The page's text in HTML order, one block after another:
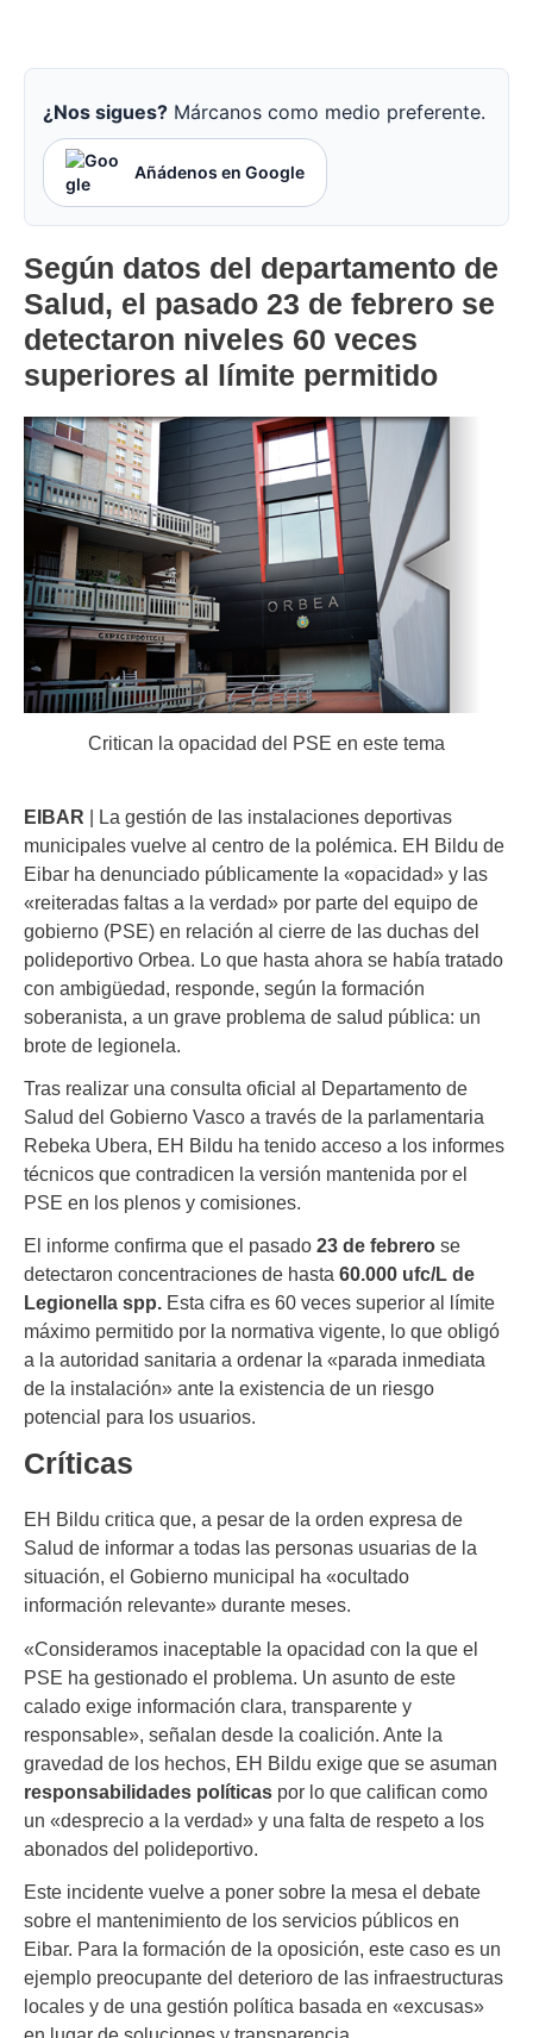
¿Nos sigues? Márcanos como medio preferente.
Añádenos en Google
Según datos del departamento de
Salud, el pasado 23 de febrero se
detectaron niveles 60 veces
superiores al límite permitido
Critican la opacidad del PSE en este tema
EIBAR | La gestión de las instalaciones deportivas
municipales vuelve al centro de la polémica. EH Bildu de
Eibar ha denunciado públicamente la «opacidad» y las
«reiteradas faltas a la verdad» por parte del equipo de
gobierno (PSE) en relación al cierre de las duchas del
polideportivo Orbea. Lo que hasta ahora se había tratado
con ambigüedad, responde, según la formación
soberanista, a un grave problema de salud pública: un
brote de legionela.
Tras realizar una consulta oficial al Departamento de
Salud del Gobierno Vasco a través de la parlamentaria
Rebeka Ubera, EH Bildu ha tenido acceso a los informes
técnicos que contradicen la versión mantenida por el
PSE en los plenos y comisiones.
El informe confirma que el pasado 23 de febrero se
detectaron concentraciones de hasta 60.000 ufc/L de
Legionella spp. Esta cifra es 60 veces superior al límite
máximo permitido por la normativa vigente, lo que obligó
a la autoridad sanitaria a ordenar la «parada inmediata
de la instalación» ante la existencia de un riesgo
potencial para los usuarios.
Críticas
EH Bildu critica que, a pesar de la orden expresa de
Salud de informar a todas las personas usuarias de la
situación, el Gobierno municipal ha «ocultado
información relevante» durante meses.
«Consideramos inaceptable la opacidad con la que el
PSE ha gestionado el problema. Un asunto de este
calado exige información clara, transparente y
responsable», señalan desde la coalición. Ante la
gravedad de los hechos, EH Bildu exige que se asuman
responsabilidades políticas por lo que califican como
un «desprecio a la verdad» y una falta de respeto a los
abonados del polideportivo.
Este incidente vuelve a poner sobre la mesa el debate
sobre el mantenimiento de los servicios públicos en
Eibar. Para la formación de la oposición, este caso es un
ejemplo preocupante del deterioro de las infraestructuras
locales y de una gestión política basada en «excusas»